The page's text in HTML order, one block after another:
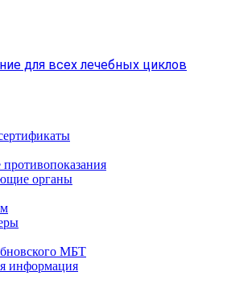
для всех лечебных циклов
органы
МБТ
информация